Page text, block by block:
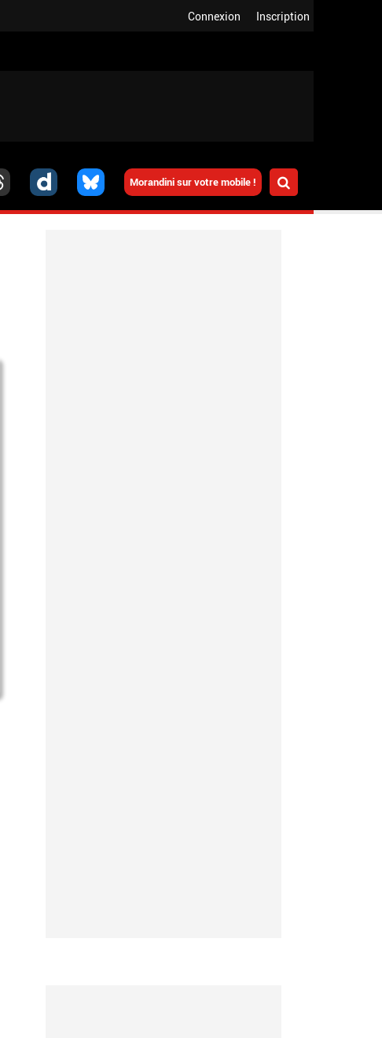
Inscription
Connexion
Morandini sur votre mobile !